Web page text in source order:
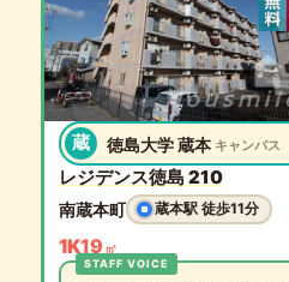
蔵 徳島大学 蔵本 キャンパス
レジデンス徳島 210
南蔵本町 蔵本駅 徒歩11分
1K19 ㎡